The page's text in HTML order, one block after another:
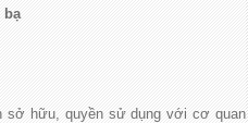
bạ
sở hữu, quyền sử dụng với cơ quan